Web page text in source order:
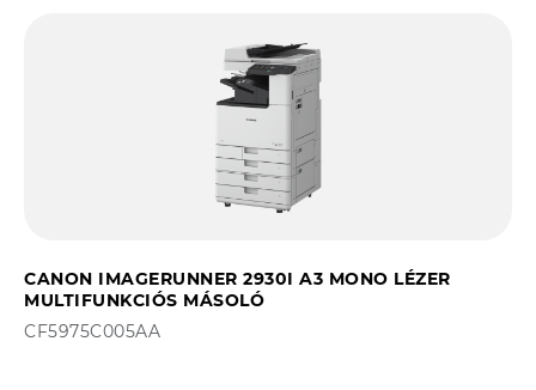
CANON IMAGERUNNER 2930I A3 MONO LÉZER
MULTIFUNKCIÓS MÁSOLÓ
CF5975C005AA